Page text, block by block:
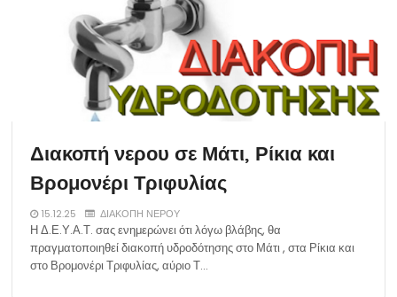
Διακοπή νερου σε Μάτι, Ρίκια και
Βρομονέρι Τριφυλίας
15.12.25 ΔΙΑΚΟΠΗ ΝΕΡΟΥ
Η Δ.Ε.Υ.Α.Τ. σας ενημερώνει ότι λόγω βλάβης, θα
πραγματοποιηθεί διακοπή υδροδότησης στο Μάτι , στα Ρίκια και
στο Βρομονέρι Τριφυλίας, αύριο Τ…